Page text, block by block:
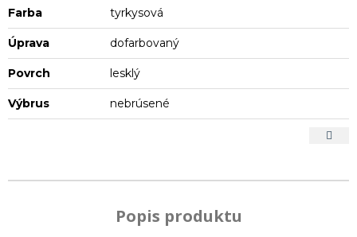
Farba tyrkysová
Úprava dofarbovaný
Povrch lesklý
Výbrus nebrúsené
Popis produktu